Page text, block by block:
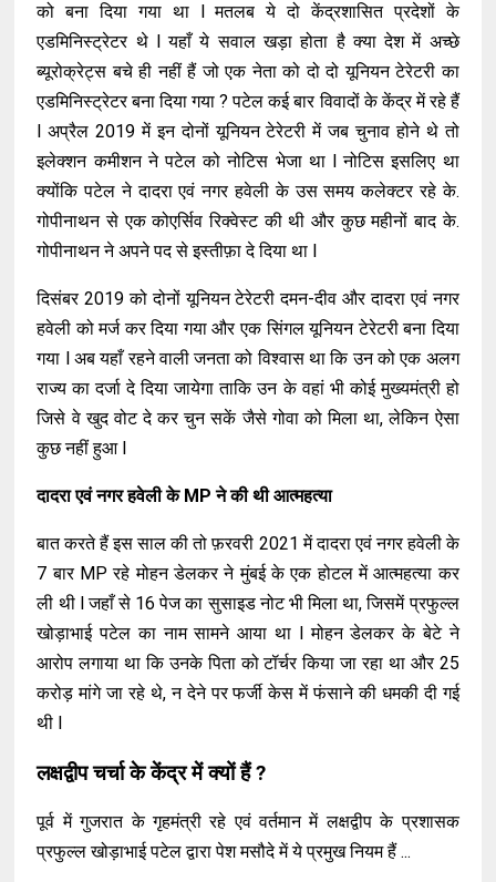
को बना दिया गया था l मतलब ये दो केंद्रशासित प्रदेशों के
एडमिनिस्ट्रेटर थे l यहाँ ये सवाल खड़ा होता है क्या देश में अच्छे
ब्यूरोक्रेट्स बचे ही नहीं हैं जो एक नेता को दो दो यूनियन टेरेटरी का
एडमिनिस्ट्रेटर बना दिया गया ? पटेल कई बार विवादों के केंद्र में रहे हैं
l अप्रैल 2019 में इन दोनों यूनियन टेरेटरी में जब चुनाव होने थे तो
इलेक्शन कमीशन ने पटेल को नोटिस भेजा था l नोटिस इसलिए था
क्योंकि पटेल ने दादरा एवं नगर हवेली के उस समय कलेक्टर रहे के.
गोपीनाथन से एक कोएर्सिव रिक्वेस्ट की थी और कुछ महीनों बाद के.
गोपीनाथन ने अपने पद से इस्तीफ़ा दे दिया था l
दिसंबर 2019 को दोनों यूनियन टेरेटरी दमन-दीव और दादरा एवं नगर
हवेली को मर्ज कर दिया गया और एक सिंगल यूनियन टेरेटरी बना दिया
गया l अब यहाँ रहने वाली जनता को विश्वास था कि उन को एक अलग
राज्य का दर्जा दे दिया जायेगा ताकि उन के वहां भी कोई मुख्यमंत्री हो
जिसे वे खुद वोट दे कर चुन सकें जैसे गोवा को मिला था, लेकिन ऐसा
कुछ नहीं हुआ l
दादरा एवं नगर हवेली के MP ने की थी आत्महत्या
बात करते हैं इस साल की तो फ़रवरी 2021 में दादरा एवं नगर हवेली के
7 बार MP रहे मोहन डेलकर ने मुंबई के एक होटल में आत्महत्या कर
ली थी l जहाँ से 16 पेज का सुसाइड नोट भी मिला था, जिसमें प्रफुल्ल
खोड़ाभाई पटेल का नाम सामने आया था l मोहन डेलकर के बेटे ने
आरोप लगाया था कि उनके पिता को टॉर्चर किया जा रहा था और 25
करोड़ मांगे जा रहे थे, न देने पर फर्जी केस में फंसाने की धमकी दी गई
थी l
लक्षद्वीप चर्चा के केंद्र में क्यों हैं ?
पूर्व में गुजरात के गृहमंत्री रहे एवं वर्तमान में लक्षद्वीप के प्रशासक
प्रफुल्ल खोड़ाभाई पटेल द्वारा पेश मसौदे में ये प्रमुख नियम हैं ...